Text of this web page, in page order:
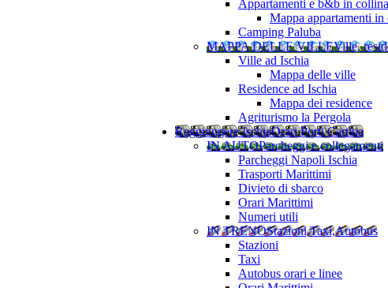
Appartamenti e b&b in collina
Mappa appartamenti in
Camping Paluba
MAPPA DELLE VILLEVille,
Ville ad Ischia
Mappa delle ville
Residence ad Ischia
Mappa dei residence
Agriturismo la Pergola
Raggiungere IschiaOrari Porti Cartina
IN AUTOParcheggi e collegamenti
Parcheggi Napoli Ischia
Trasporti Marittimi
Divieto di sbarco
Orari Marittimi
Numeri utili
IN TRENOStazioni,Taxi,Autobus
Stazioni
Taxi
Autobus orari e linee